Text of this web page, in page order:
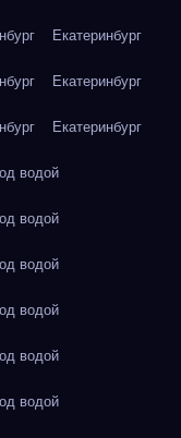
Екатеринбург
Екатеринбург
Екатеринбург
водой
водой
водой
водой
водой
водой